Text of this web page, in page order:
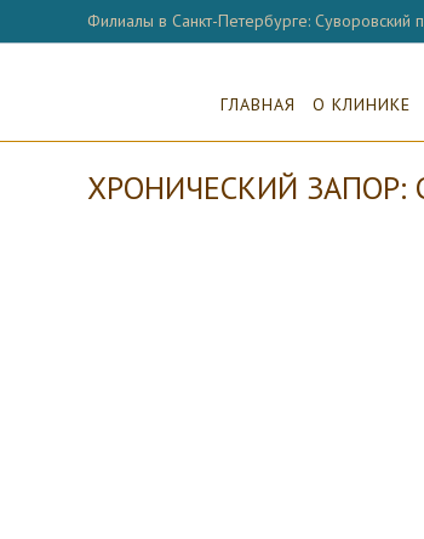
Филиалы в Санкт-Петербурге: Суворовский
ГЛАВНАЯ О КЛИНИКЕ
ХРОНИЧЕСКИЙ